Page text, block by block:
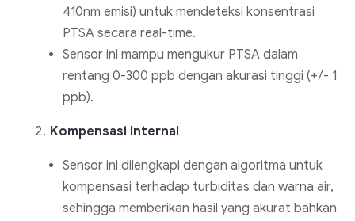
410nm emisi) untuk mendeteksi konsentrasi
PTSA secara real-time.
Sensor ini mampu mengukur PTSA dalam
rentang 0-300 ppb dengan akurasi tinggi (+/- 1
ppb).
Kompensasi Internal
Sensor ini dilengkapi dengan algoritma untuk
kompensasi terhadap turbiditas dan warna air,
sehingga memberikan hasil yang akurat bahkan